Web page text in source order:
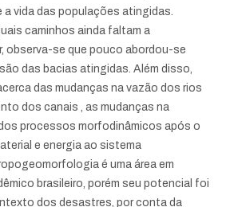
a vida das populações atingidas.
caminhos ainda faltam a
observa-se que pouco abordou-se
das bacias atingidas. Além disso,
das mudanças na vazão dos rios
dos canais , as mudanças na
processos morfodinâmicos após o
e energia ao sistema
é uma área em
brasileiro, porém seu potencial foi
dos desastres, por conta da